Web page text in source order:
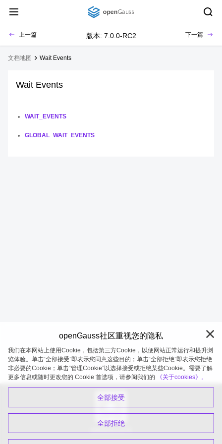
上一篇 版本: 7.0.0-RC2 下一篇
文档地图 Wait Events
Wait Events
WAIT_EVENTS
GLOBAL_WAIT_EVENTS
openGauss 2026-08-05 19:58:46
openGauss社区重视您的隐私
我们在本网站上使用Cookie，包括第三方Cookie，以便网站正常运行和提升浏
览体验。单击“全部接受”即表示您同意这些目的；单击“全部拒绝”即表示您拒绝
非必要的Cookie；单击“管理Cookie”以选择接受或拒绝某些Cookie。需要了解
更多信息或随时更改您的 Cookie 首选项，请参阅我们的
《关于cookies》。
全部接受
全部拒绝